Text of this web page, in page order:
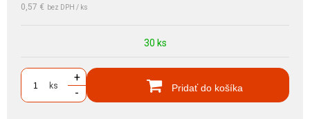
0,57 € bez DPH / ks
30 ks
ks
+
-
Pridať do košíka